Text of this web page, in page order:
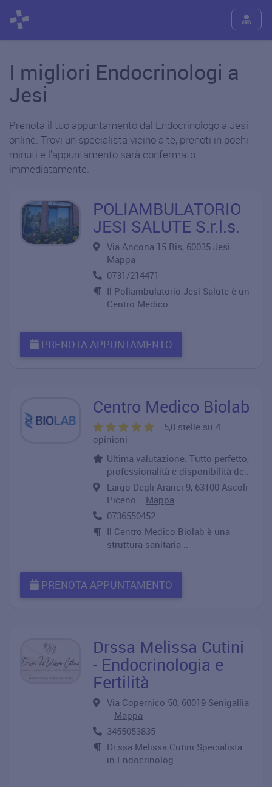
I migliori Endocrinologi a
Jesi
Prenota il tuo appuntamento dal Endocrinologo a Jesi
online. Trovi un specialista vicino a te, prenoti in pochi
minuti e l'appuntamento sarà confermato
immediatamente.
POLIAMBULATORIO
JESI SALUTE S.r.l.s.
Via Ancona 15 Bis, 60035 Jesi
Mappa
0731/214471
Il Poliambulatorio Jesi Salute è un
Centro Medico ..
PRENOTA APPUNTAMENTO
Centro Medico Biolab
5,0 stelle su 4
opinioni
Ultima valutazione: Tutto perfetto,
professionalità e disponibilità de..
Largo Degli Aranci 9, 63100 Ascoli
Piceno Mappa
0736550452
Il Centro Medico Biolab è una
struttura sanitaria ..
PRENOTA APPUNTAMENTO
Drssa Melissa Cutini
- Endocrinologia e
Fertilità
Via Copernico 50, 60019 Senigallia
Mappa
3455053835
Dr.ssa Melissa Cutini Specialista
in Endocrinolog..